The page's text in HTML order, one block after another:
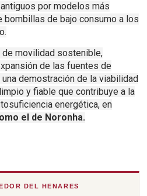
por modelos más
bombillas de bajo consumo a los
de movilidad sostenible,
de las fuentes de
demostración de la viabilidad
y fiable que contribuye a la
energética, en
el de Noronha.
DEL HENARES